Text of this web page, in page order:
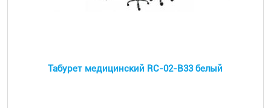
Табурет медицинский RC-02-B33 белый